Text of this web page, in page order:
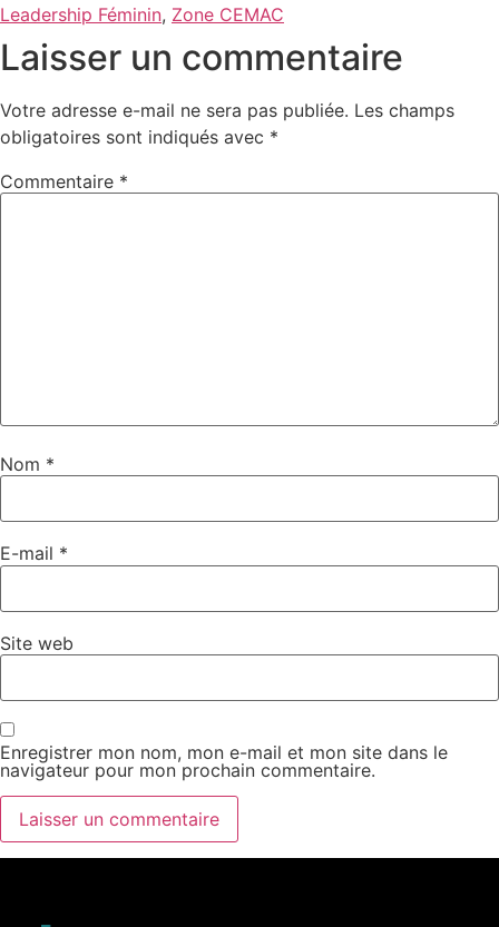
Leadership Féminin, Zone CEMAC
Laisser un commentaire
Votre adresse e-mail ne sera pas publiée. Les champs
obligatoires sont indiqués avec *
Commentaire *
Nom *
E-mail *
Site web
Enregistrer mon nom, mon e-mail et mon site dans le
navigateur pour mon prochain commentaire.